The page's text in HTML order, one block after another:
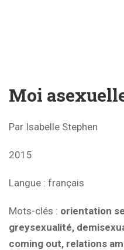
Moi
Par Isabelle Stephen
2015
Langue : français
Mots-clés : orientation
greysexualité,
coming out, relations